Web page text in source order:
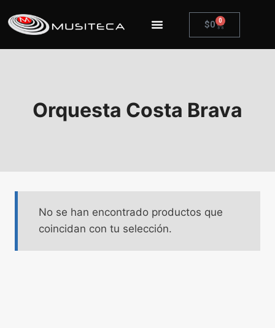
$0 0
Orquesta Costa Brava
No se han encontrado productos que
coincidan con tu selección.